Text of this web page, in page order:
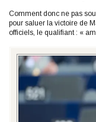
Comment donc ne pas
pour saluer la victoire de
officiels, le qualifiant : «